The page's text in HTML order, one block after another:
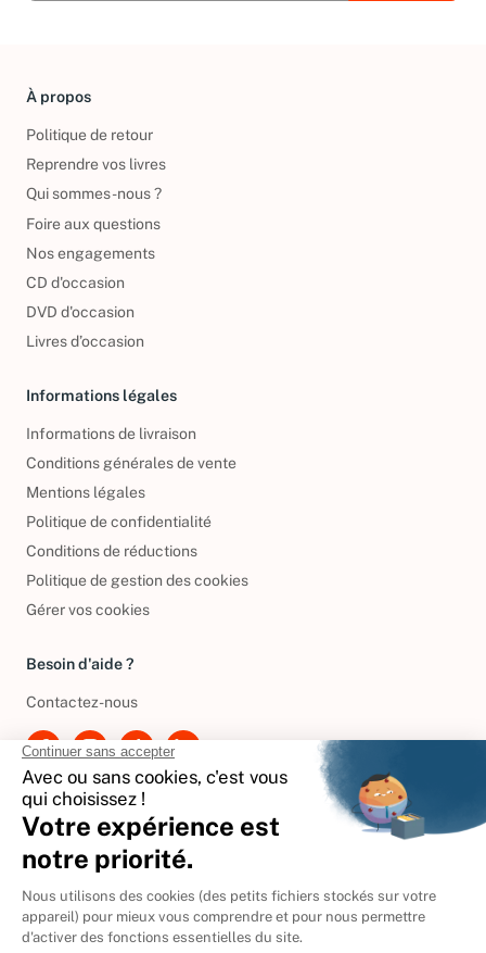
À propos
Politique de retour
Reprendre vos livres
Qui sommes-nous ?
Foire aux questions
Nos engagements
CD d'occasion
DVD d'occasion
Livres d’occasion
Informations légales
Informations de livraison
Conditions générales de vente
Mentions légales
Politique de confidentialité
Conditions de réductions
Politique de gestion des cookies
Gérer vos cookies
Besoin d'aide ?
Contactez-nous
International
🇪🇸 Espagne
🇩🇪Allemagne
🇮🇹 Italie